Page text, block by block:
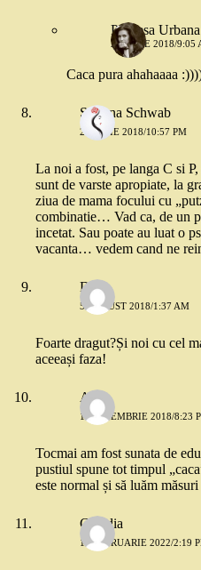
Printesa Urbana
26 IULIE 2018/9:05
Caca pura ahahaaaa
Simona Schwab
29 IULIE 2018/10:57 PM
La noi a fost, pe langa C si
sunt de varste apropiate, la
ziua de mama focului cu
combinatie… Vad ca, de un
incetat. Sau poate au luat o
vacanta… vedem cand ne
Dana
5 AUGUST 2018/1:37 AM
Foarte dragut?Și noi cu cel
aceeași faza!
Ana
14 NOIEMBRIE 2018/8:23
Tocmai am fost sunata de
pustiul spune tot timpul
este normal și să luăm
Claudia
11 FEBRUARIE 2022/2:19